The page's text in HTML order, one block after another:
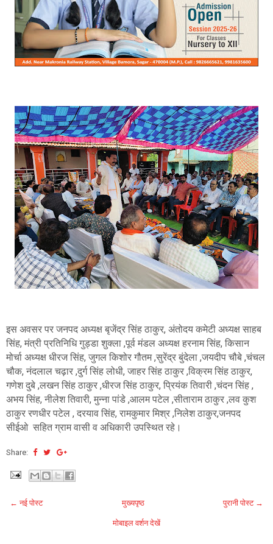
इस अवसर पर जनपद अध्यक्ष बृजेंद्र सिंह ठाकुर, अंतोदय कमेटी अध्यक्ष साहब
सिंह, मंत्री प्रतिनिधि गुड्डा शुक्ला ,पूर्व मंडल अध्यक्ष हरनाम सिंह, किसान
मोर्चा अध्यक्ष धीरज सिंह, जुगल किशोर गौतम ,सुरेंद्र बुंदेला ,जयदीप चौबे ,चंचल
चौक, नंदलाल चढ़ार ,दुर्ग सिंह लोधी, जाहर सिंह ठाकुर ,विक्रम सिंह ठाकुर,
गणेश दुबे ,लखन सिंह ठाकुर ,धीरज सिंह ठाकुर, प्रियंक तिवारी ,चंदन सिंह ,
अभय सिंह, नीलेश तिवारी, मुन्ना पांडे ,आलम पटेल ,सीताराम ठाकुर ,लव कुश
ठाकुर रणधीर पटेल , दरयाव सिंह, रामकुमार मिश्र ,निलेश ठाकुर,जनपद
सीईओ सहित ग्राम वासी व अधिकारी उपस्थित रहे।
Share:
← नई पोस्ट पुरानी पोस्ट →
मुख्यपृष्ठ
मोबाइल वर्शन देखें